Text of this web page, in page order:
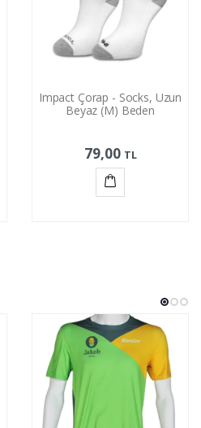
Impact Çorap - Socks, Uzun
Beyaz (M) Beden
79,00 TL